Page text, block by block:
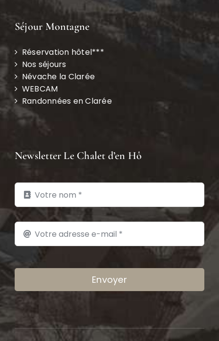
Séjour Montagne
Réservation hôtel***
Nos séjours
Névache la Clarée
WEBCAM
Randonnées en Clarée
Newsletter Le Chalet d’en Hô
Envoyer